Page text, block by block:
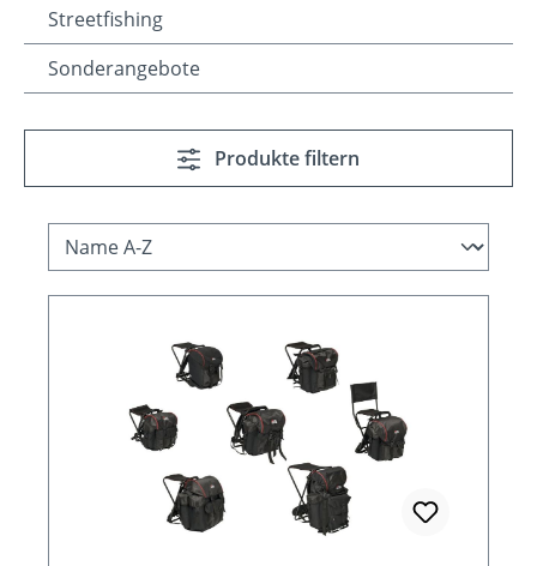
Streetfishing
Sonderangebote
Produkte filtern